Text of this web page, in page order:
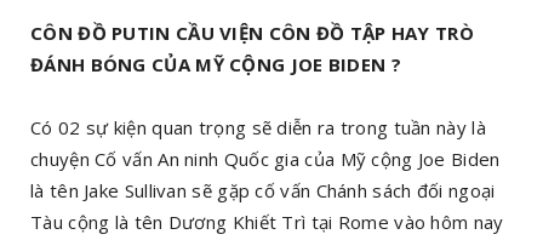
CÔN ĐỒ PUTIN CẦU VIỆN CÔN ĐỒ TẬP HAY TRÒ
ĐÁNH BÓNG CỦA MỸ CỘNG JOE BIDEN ?
Có 02 sự kiện quan trọng sẽ diễn ra trong tuần này là
chuyện Cố vấn An ninh Quốc gia của Mỹ cộng Joe Biden
là tên Jake Sullivan sẽ gặp cố vấn Chánh sách đối ngoại
Tàu cộng là tên Dương Khiết Trì tại Rome vào hôm nay